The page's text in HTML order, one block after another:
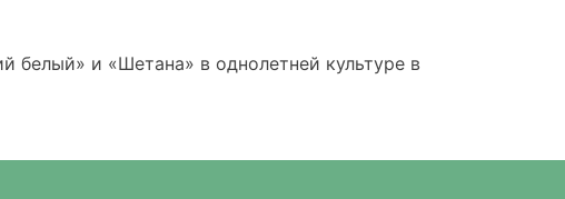
белый» и «Шетана» в однолетней культуре в